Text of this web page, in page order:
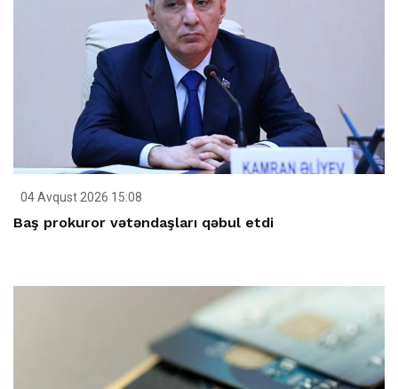
04 Avqust 2026 15:08
Baş prokuror vətəndaşları qəbul etdi